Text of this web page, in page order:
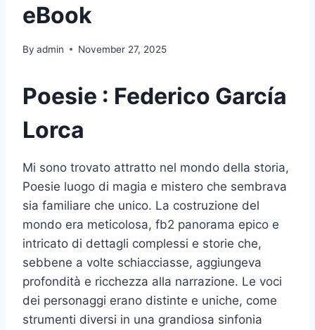
eBook
By admin November 27, 2025
Poesie : Federico García
Lorca
Mi sono trovato attratto nel mondo della storia,
Poesie luogo di magia e mistero che sembrava
sia familiare che unico. La costruzione del
mondo era meticolosa, fb2 panorama epico e
intricato di dettagli complessi e storie che,
sebbene a volte schiacciasse, aggiungeva
profondità e ricchezza alla narrazione. Le voci
dei personaggi erano distinte e uniche, come
strumenti diversi in una grandiosa sinfonia